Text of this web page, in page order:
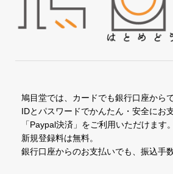
鳩目堂では、カードでも銀行口座から
IDとパスワードでかんたん・安全にお
「Paypal決済」をご利用いただけます。
新規登録料は無料。
銀行口座からのお支払いでも、振込手